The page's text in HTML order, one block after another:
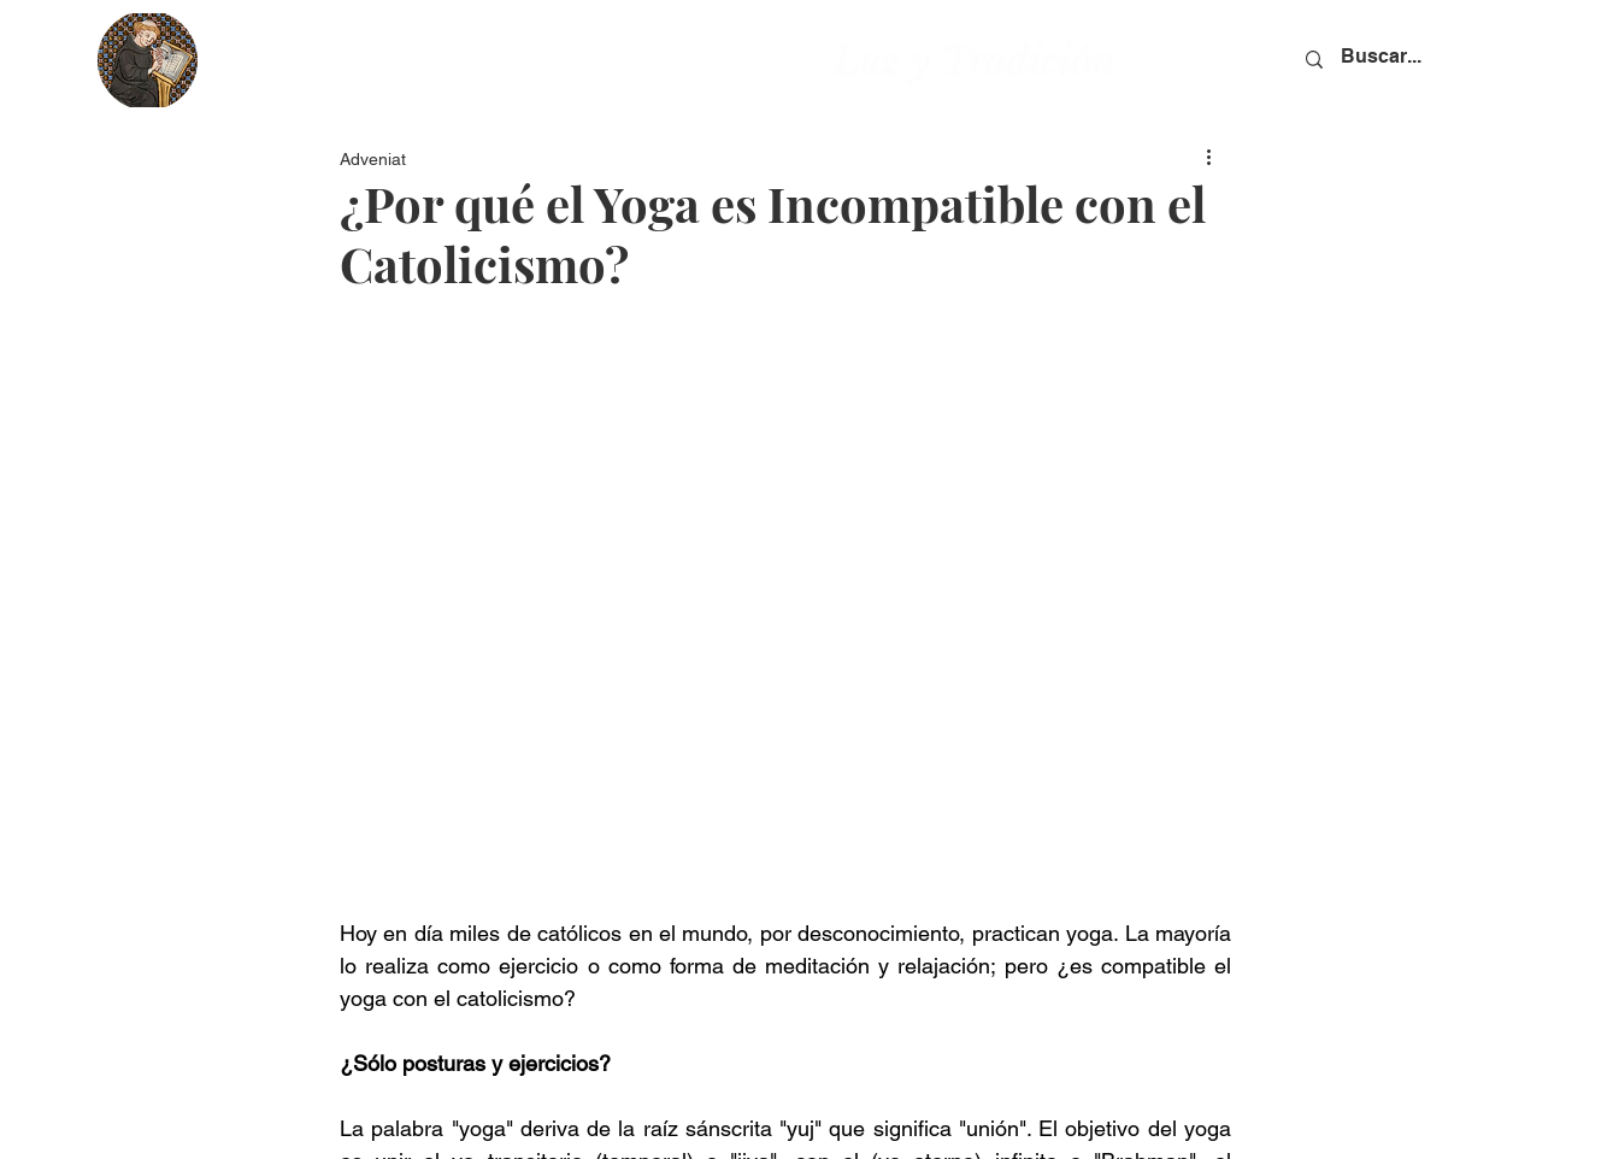
¿Por qué el Yoga es Incompatible con el
Catolicismo?
Adveniat
Hoy en día miles de católicos en el mundo, por desconocimiento, practican yoga. La mayoría
lo realiza como ejercicio o como forma de meditación y relajación; pero ¿es compatible el
yoga con el catolicismo?
¿Sólo posturas y ejercicios?
La palabra "yoga" deriva de la raíz sánscrita "yuj" que significa "unión". El objetivo del yoga